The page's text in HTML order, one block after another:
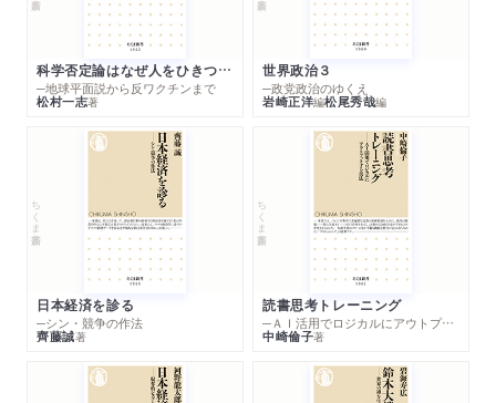
科学否定論はなぜ人をひきつけるのか
─地球平面説から反ワクチンまで
松村一志著
世界政治３
─政党政治のゆくえ
岩崎正洋編松尾秀哉編
ちくま新書
日本経済を診る
─シン・競争の作法
齊藤誠著
ちくま新書
読書思考トレーニング
─ＡＩ活用でロジカルにアウトプットする技法
中崎倫子著